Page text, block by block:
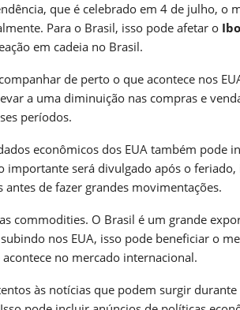
que é celebrado em 4 de julho, o
Para o Brasil, isso pode afetar o
em cadeia no Brasil.
de perto o que acontece nos
a uma diminuição nas compras e
períodos.
econômicos dos EUA também pode
será divulgado após o feriado,
de fazer grandes movimentações.
commodities. O Brasil é um grande
nos EUA, isso pode beneficiar o
no mercado internacional.
às notícias que podem surgir